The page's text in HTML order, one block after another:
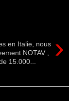
›
en Italie, nous
NOTAV ,
15.000...